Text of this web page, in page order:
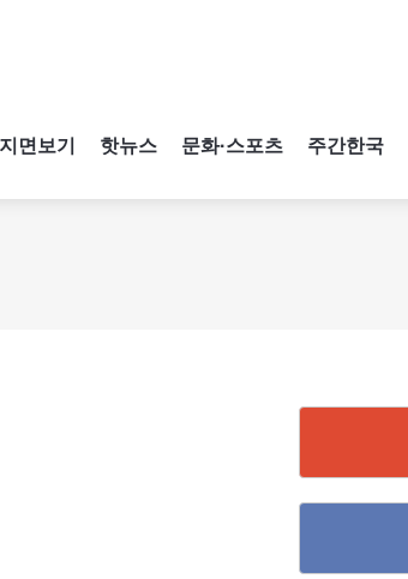
지면보기 핫뉴스 문화·스포츠 주간한국